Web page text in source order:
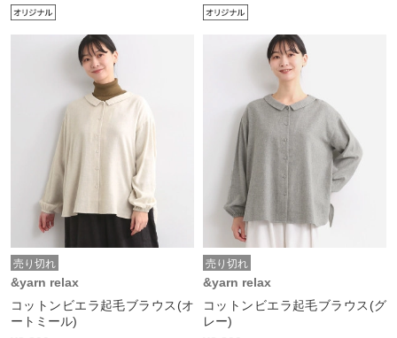
売り切れ
&yarn relax
コットンビエラ起毛ブラウス(オ
ートミール)
売り切れ
&yarn relax
コットンビエラ起毛ブラウス(グ
レー)